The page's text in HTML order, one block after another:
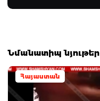
Նմանատիպ նյութեր
Հայաստան